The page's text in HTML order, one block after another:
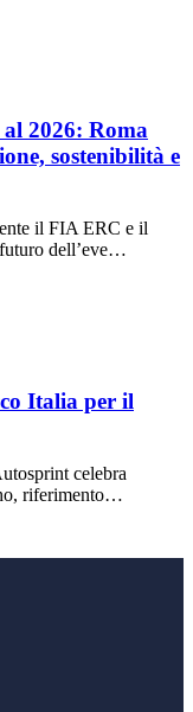
2026: Roma
sostenibilità e
il FIA ERC e il
dell’eve…
Italia per il
celebra
riferimento…